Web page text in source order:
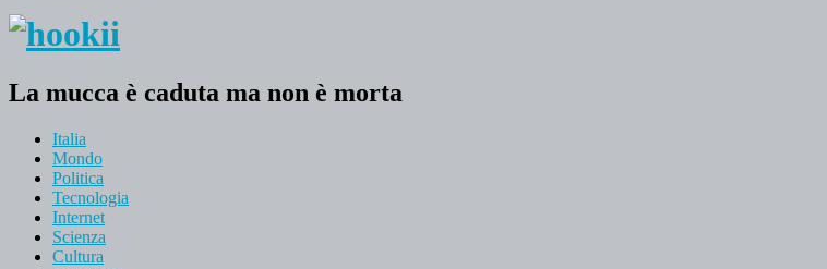
La mucca è caduta ma non è morta
Italia
Mondo
Politica
Tecnologia
Internet
Scienza
Cultura